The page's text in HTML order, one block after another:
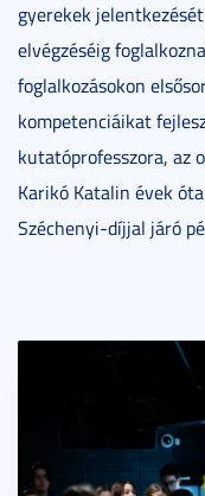
gyerekek
elvégzéséig
foglalkozásokon
kompetenciáikat
kutatóprofesszora, az
Karikó Katalin évek
Széchenyi-díjjal járó